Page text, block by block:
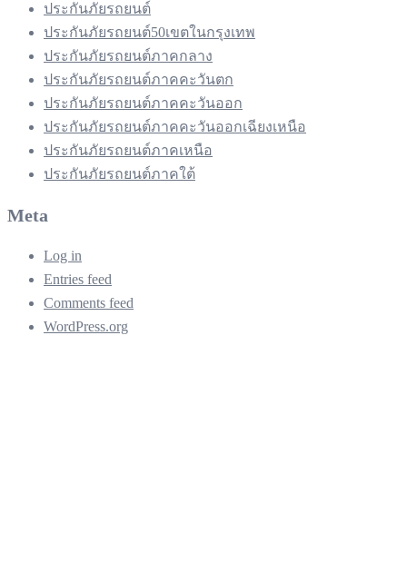
ประกันภัยรถยนต์
ประกันภัยรถยนต์50เขตในกรุงเทพ
ประกันภัยรถยนต์ภาคกลาง
ประกันภัยรถยนต์ภาคคะวันตก
ประกันภัยรถยนต์ภาคคะวันออก
ประกันภัยรถยนต์ภาคคะวันออกเฉียงเหนือ
ประกันภัยรถยนต์ภาคเหนือ
ประกันภัยรถยนต์ภาคใต้
Meta
Log in
Entries feed
Comments feed
WordPress.org